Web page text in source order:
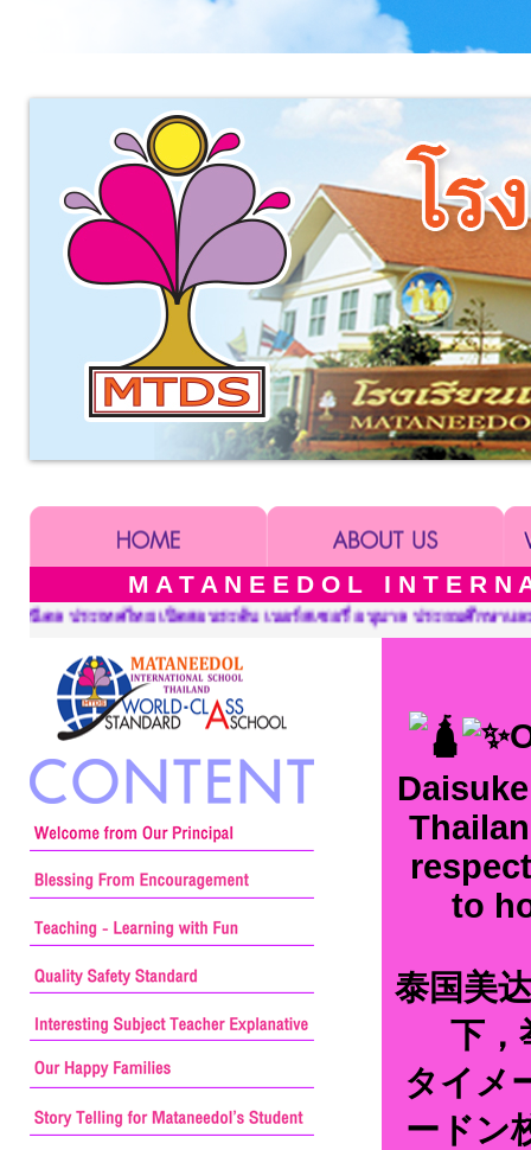
M A T A N E E D O L I N T E R
อนุบาล ประถมศึกษาและมัธยมศึกษา ::: Mataneedol
to
泰国美
下，
タイメ
ードン